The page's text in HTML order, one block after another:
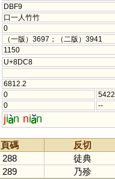
DBF9
口一人竹竹
0
（一版）3697；（二版）3941
1150
U+8DC8
6812.2
0
5422
0
--
ji n ni n
頁碼 反切
288
徒典
289
乃殄